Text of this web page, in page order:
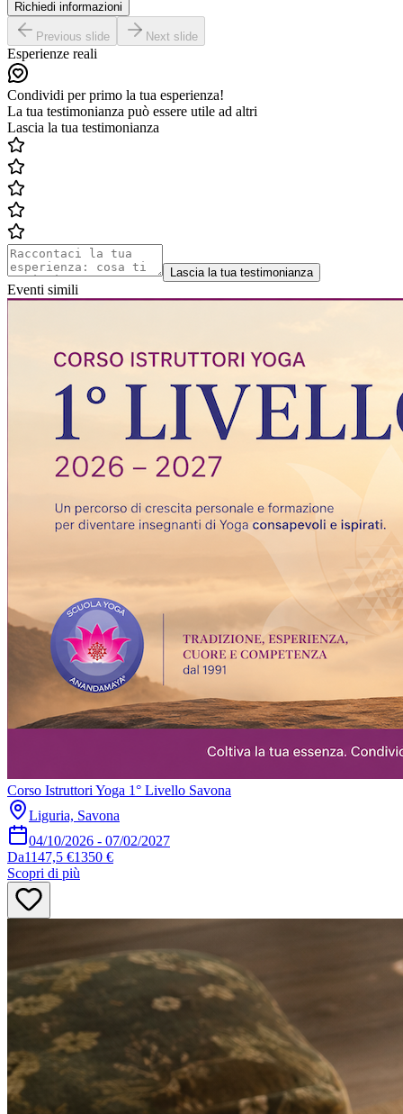
Richiedi informazioni
Previous slide Next slide
Esperienze reali
Condividi per primo la tua esperienza!
La tua testimonianza può essere utile ad altri
Lascia la tua testimonianza
Lascia la tua testimonianza
Eventi simili
Corso Istruttori Yoga 1° Livello Savona
Liguria, Savona
04/10/2026 - 07/02/2027
Da1147,5 €1350 €
Scopri di più